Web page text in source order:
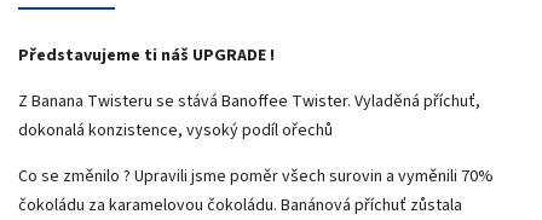
Představujeme ti náš UPGRADE !
Z Banana Twisteru se stává Banoffee Twister. Vyladěná příchuť,
dokonalá konzistence, vysoký podíl ořechů
Co se změnilo ? Upravili jsme poměr všech surovin a vyměnili 70%
čokoládu za karamelovou čokoládu. Banánová příchuť zůstala